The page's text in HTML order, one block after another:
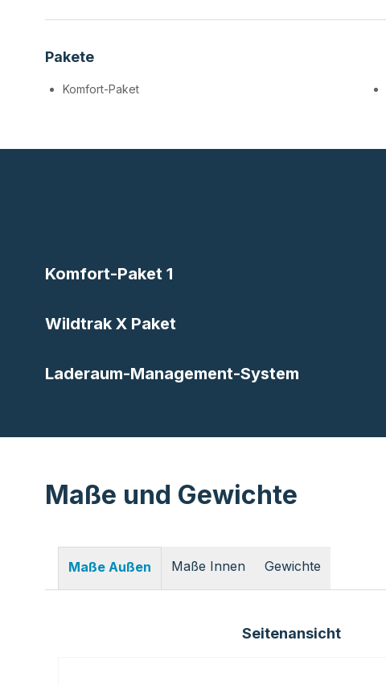
Pakete
Komfort-Paket
Komfort-Paket 1
Wildtrak X Paket
Laderaum-Management-System
Maße und Gewichte
Maße Außen Maße Innen Gewichte
Seitenansicht